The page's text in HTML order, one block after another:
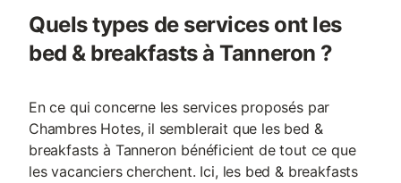
Quels types de services ont les
bed & breakfasts à Tanneron ?
En ce qui concerne les services proposés par
Chambres Hotes, il semblerait que les bed &
breakfasts à Tanneron bénéficient de tout ce que
les vacanciers cherchent. Ici, les bed & breakfasts